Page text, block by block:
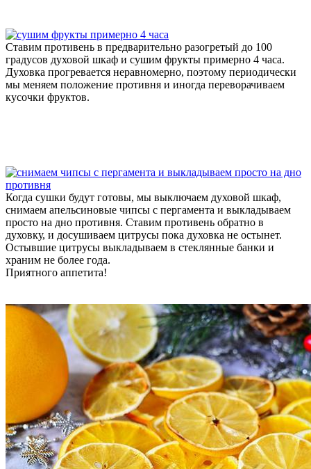
Ставим противень в предварительно разогретый до 100
градусов духовой шкаф и сушим фрукты примерно 4 часа.
Духовка прогревается неравномерно, поэтому периодически
мы меняем положение противня и иногда переворачиваем
кусочки фруктов.
Когда сушки будут готовы, мы выключаем духовой шкаф,
снимаем апельсиновые чипсы с пергамента и выкладываем
просто на дно противня. Ставим противень обратно в
духовку, и досушиваем цитрусы пока духовка не остынет.
Остывшие цитрусы выкладываем в стеклянные банки и
храним не более года.
Приятного аппетита!